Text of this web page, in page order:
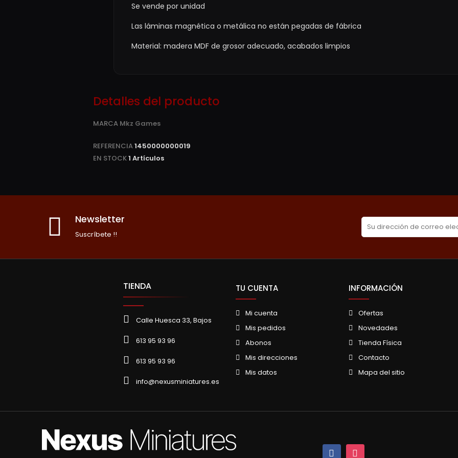
Se vende por unidad
Las láminas magnética o metálica no están pegadas de fábrica
Material: madera MDF de grosor adecuado, acabados limpios
Detalles del producto
MARCA Mkz Games
REFERENCIA1450000000019
EN STOCK1 Artículos
Newsletter
Suscríbete !!
TIENDA
Calle Huesca 33, Bajos
613 95 93 96
613 95 93 96
info@nexusminiatures.es
TU CUENTA
Mi cuenta
Mis pedidos
Abonos
Mis direcciones
Mis datos
INFORMACIÓN
Ofertas
Novedades
Tienda Física
Contacto
Mapa del sitio